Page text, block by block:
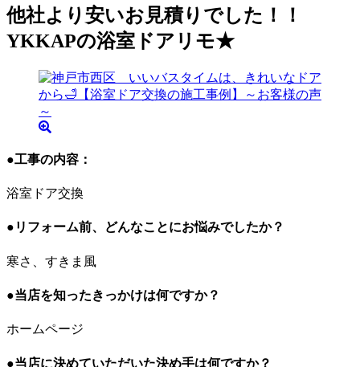
他社より安いお見積りでした！！
YKKAPの浴室ドアリモ★
●工事の内容：
浴室ドア交換
●リフォーム前、どんなことにお悩みでしたか？
寒さ、すきま風
●当店を知ったきっかけは何ですか？
ホームページ
●当店に決めていただいた決め手は何ですか？